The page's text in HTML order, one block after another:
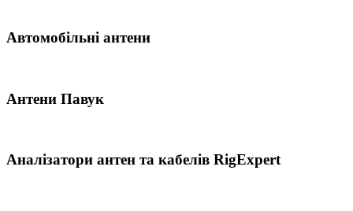
Автомобільні антени
Антени Павук
Аналізатори антен та кабелів RigExpert